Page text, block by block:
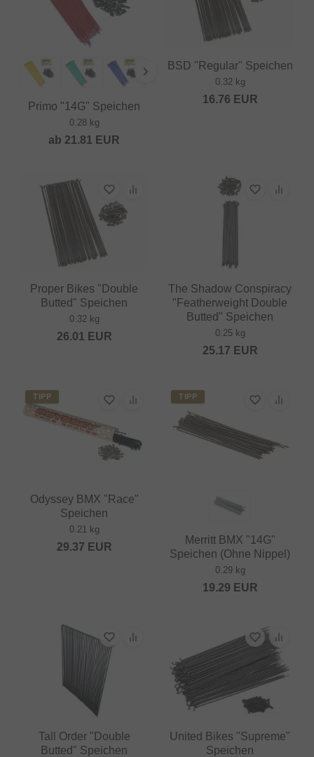
Primo "14G" Speichen
0.28 kg
ab 21.81 EUR
BSD "Regular" Speichen
0.32 kg
16.76 EUR
Proper Bikes "Double
Butted" Speichen
0.32 kg
26.01 EUR
The Shadow Conspiracy
"Featherweight Double
Butted" Speichen
0.25 kg
25.17 EUR
TIPP
Odyssey BMX "Race"
Speichen
0.21 kg
29.37 EUR
TIPP
Merritt BMX "14G"
Speichen (Ohne Nippel)
0.29 kg
19.29 EUR
Tall Order "Double
Butted" Speichen
United Bikes "Supreme"
Speichen